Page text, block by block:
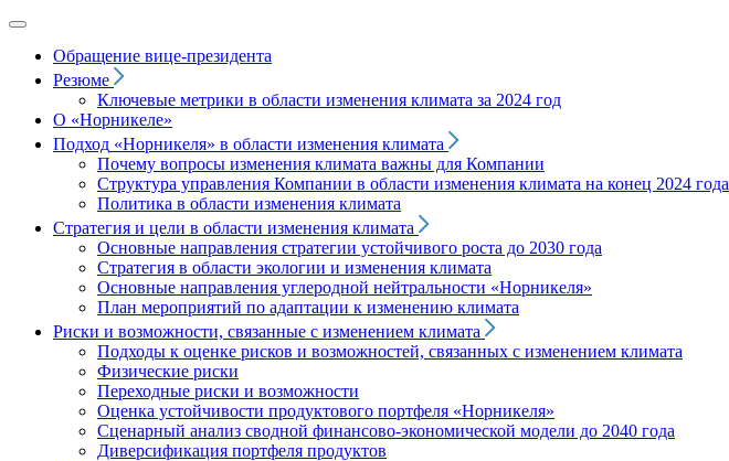
Обращение вице‑президента
Резюме
Ключевые метрики в области изменения климата за 2024 год
О «Норникеле»
Подход «Норникеля» в области изменения климата
Почему вопросы изменения климата важны для Компании
Структура управления Компании в области изменения климата на конец 2024 года
Политика в области изменения климата
Стратегия и цели в области изменения климата
Основные направления стратегии устойчивого роста до 2030 года
Стратегия в области экологии и изменения климата
Основные направления углеродной нейтральности «Норникеля»
План мероприятий по адаптации к изменению климата
Риски и возможности, связанные с изменением климата
Подходы к оценке рисков и возможностей, связанных с изменением климата
Физические риски
Переходные риски и возможности
Оценка устойчивости продуктового портфеля «Норникеля»
Сценарный анализ сводной финансово-экономической модели до 2040 года
Диверсификация портфеля продуктов